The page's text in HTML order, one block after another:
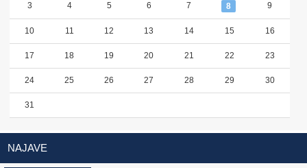
3 4 5 6 7 8 9
10 11 12 13 14 15 16
17 18 19 20 21 22 23
24 25 26 27 28 29 30
31
NAJAVE